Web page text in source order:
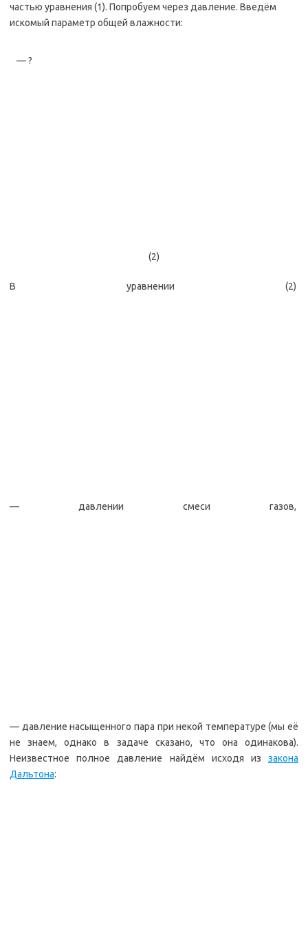
— ?
частью уравнения (1). Попробуем через давление. Введём
искомый параметр общей влажности:
(2)
В уравнении (2)
— давлении смеси газов,
— давление насыщенного пара при некой температуре (мы её
не знаем, однако в задаче сказано, что она одинакова).
Неизвестное полное давление найдём исходя из закона
Дальтона: